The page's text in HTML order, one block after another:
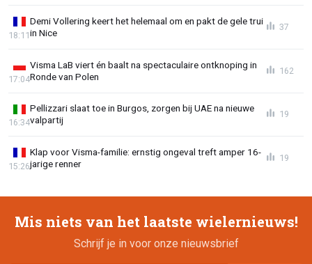
Demi Vollering keert het helemaal om en pakt de gele trui
in Nice
18:11
37
Visma LaB viert én baalt na spectaculaire ontknoping in
Ronde van Polen
17:04
162
Pellizzari slaat toe in Burgos, zorgen bij UAE na nieuwe
valpartij
16:34
19
Klap voor Visma-familie: ernstig ongeval treft amper 16-
jarige renner
15:26
19
Mis niets van het laatste wielernieuws!
Schrijf je in voor onze nieuwsbrief